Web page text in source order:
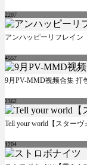
2207
アンハッピーリフレイン
4557
9月PV-MMD视频合集 打
2362
Tell your world【スター
1204